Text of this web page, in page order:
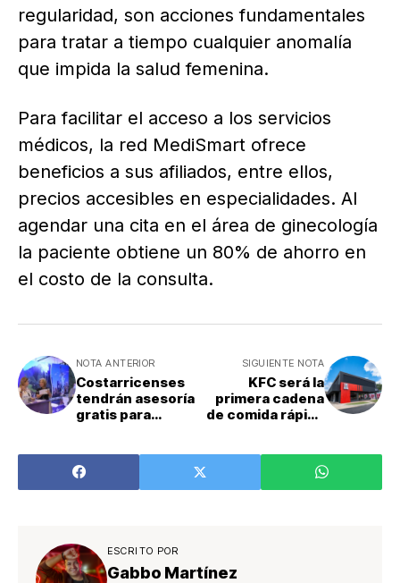
regularidad, son acciones fundamentales
para tratar a tiempo cualquier anomalía
que impida la salud femenina.
Para facilitar el acceso a los servicios
médicos, la red MediSmart ofrece
beneficios a sus afiliados, entre ellos,
precios accesibles en especialidades. Al
agendar una cita en el área de ginecología
la paciente obtiene un 80% de ahorro en
el costo de la consulta.
NOTA ANTERIOR
Costarricenses
tendrán asesoría
gratis para
SIGUIENTE NOTA
KFC será la
primera cadena
de comida rápida
bolsas 100%
compostables
ESCRITO POR
Gabbo Martínez